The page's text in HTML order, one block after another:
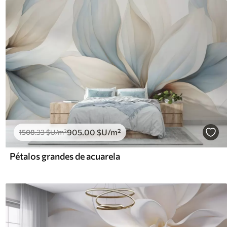
1508.33$U/m²905.00 $U/m²
Pétalos grandes de acuarela